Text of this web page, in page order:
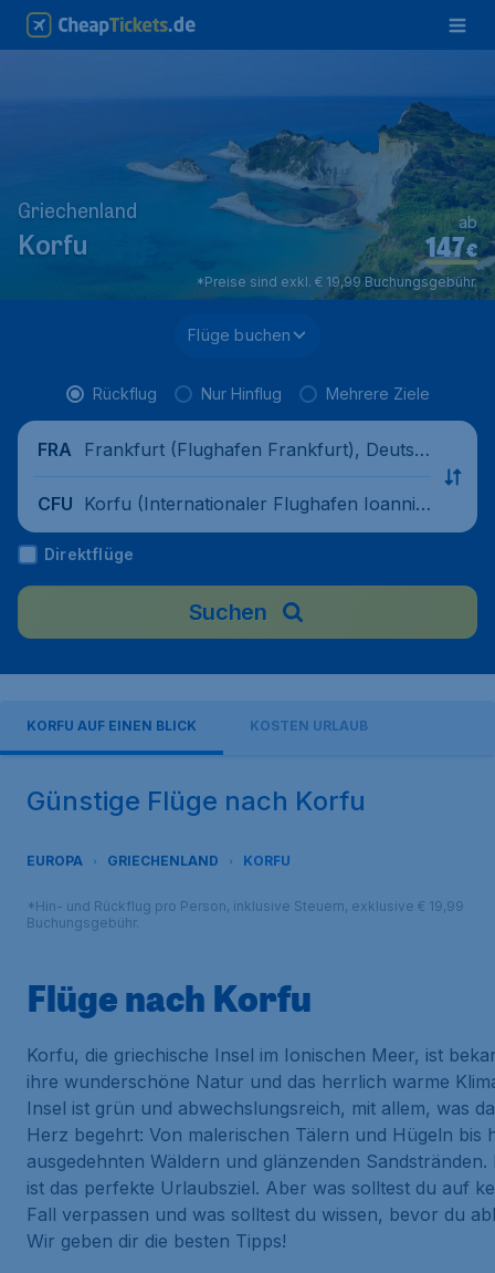
Griechenland
Korfu €
147
ab
*Preise sind exkl. € 19,99 Buchungsgebühr.
Flüge buchen
Rückflug Nur Hinflug Mehrere Ziele
FRA
Frankfurt (Flughafen Frankfurt), Deutsc
CFU Korfu (Internationaler Flughafen Ioannis
Kapodistrias), Griechenland
Direktflüge
Suchen
KORFU AUF EINEN BLICK KOSTEN URLAUB
Günstige Flüge nach Korfu
EUROPA GRIECHENLAND KORFU
*Hin- und Rückflug pro Person, inklusive Steuern, exklusive € 19,99
Buchungsgebühr.
Flüge nach Korfu
Korfu, die griechische Insel im Ionischen Meer, ist
ihre wunderschöne Natur und das herrlich warme
Insel ist grün und abwechslungsreich, mit allem, was
Herz begehrt: Von malerischen Tälern und Hügeln bis
ausgedehnten Wäldern und glänzenden Sandstränden.
ist das perfekte Urlaubsziel. Aber was solltest du auf
Fall verpassen und was solltest du wissen, bevor du
Wir geben dir die besten Tipps!